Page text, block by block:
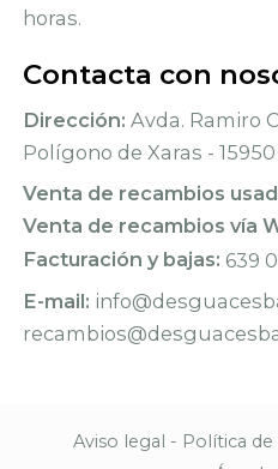
horas.
Contacta con
Dirección: Avda. Ramiro
Polígono de Xaras -
Venta de recambios
Venta de recambios vía
Facturación y bajas: 639
E-mail:
Aviso legal - Política